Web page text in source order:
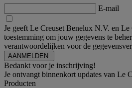
E-mail
Je geeft Le Creuset Benelux N.V. en
toestemming om jouw gegevens te
verantwoordelijken voor de
Bedankt voor je inschrijving!
Je ontvangt binnenkort updates van Le
Producten